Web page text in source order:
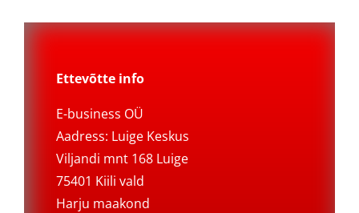
Ettevõtte info
E-business OÜ
Aadress: Luige Keskus
Viljandi mnt 168 Luige
75401 Kiili vald
Harju maakond